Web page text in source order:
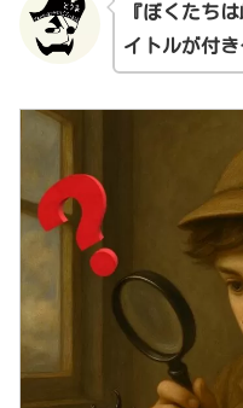
『ぼくたち
イトルが付